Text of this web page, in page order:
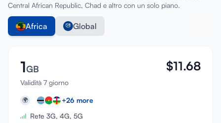
Central African Republic, Chad e altro con un solo piano.
Africa Global
1GB
Validità 7 giorno
$11.68
🌍 +26 more
Rete 3G, 4G, 5G